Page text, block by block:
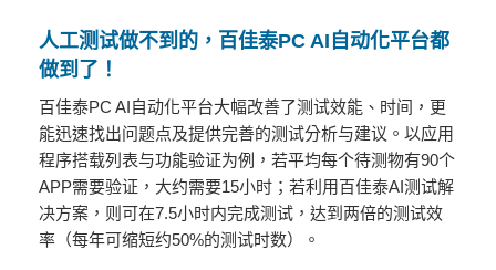
人工测试做不到的，百佳泰PC AI自动化平台都
做到了！
百佳泰PC AI自动化平台大幅改善了测试效能、时间，更
能迅速找出问题点及提供完善的测试分析与建议。以应用
程序搭载列表与功能验证为例，若平均每个待测物有90个
APP需要验证，大约需要15小时；若利用百佳泰AI测试解
决方案，则可在7.5小时内完成测试，达到两倍的测试效
率（每年可缩短约50%的测试时数）。